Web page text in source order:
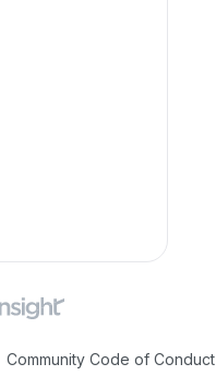
Community Code of Conduct